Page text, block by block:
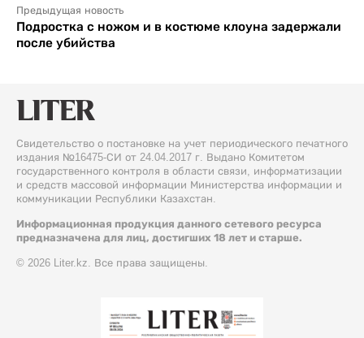
Предыдущая новость
Подростка с ножом и в костюме клоуна задержали
после убийства
Свидетельство о постановке на учет периодического печатного
издания №16475-СИ от 24.04.2017 г. Выдано Комитетом
государственного контроля в области связи, информатизации
и средств массовой информации Министерства информации и
коммуникации Республики Казахстан.
Информационная продукция данного сетевого ресурса
предназначена для лиц, достигших 18 лет и старше.
© 2026 Liter.kz. Все права защищены.